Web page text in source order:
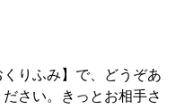
りふみ】で、どうぞあ
さい。きっとお相手さ